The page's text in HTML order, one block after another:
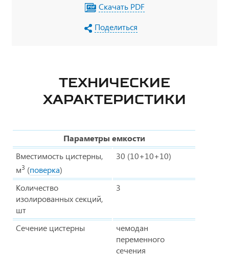
Скачать PDF
Поделиться
ТЕХНИЧЕСКИЕ
ХАРАКТЕРИСТИКИ
Параметры емкости
Вместимость цистерны,
м3 (поверка)
30 (10+10+10)
Количество
изолированных секций,
шт
3
Сечение цистерны
чемодан
переменного
сечения